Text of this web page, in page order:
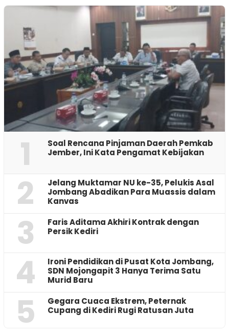
1
‎Soal Rencana Pinjaman Daerah Pemkab
Jember, Ini Kata Pengamat Kebijakan ‎
2
Jelang Muktamar NU ke-35, Pelukis Asal
Jombang Abadikan Para Muassis dalam
Kanvas
3
Faris Aditama Akhiri Kontrak dengan
Persik Kediri
4
Ironi Pendidikan di Pusat Kota Jombang,
SDN Mojongapit 3 Hanya Terima Satu
Murid Baru
5
‎Gegara Cuaca Ekstrem, Peternak
Cupang di Kediri Rugi Ratusan Juta